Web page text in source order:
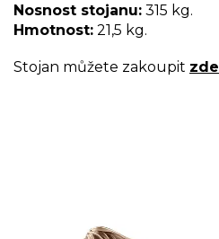
Nosnost stojanu: 315 kg.
Hmotnost: 21,5 kg.
Stojan můžete zakoupit zde